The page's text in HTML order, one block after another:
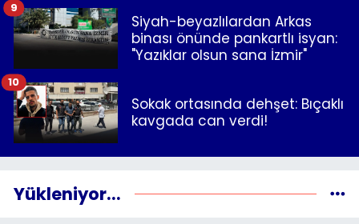
Siyah-beyazlılardan Arkas
binası önünde pankartlı isyan:
"Yazıklar olsun sana İzmir"
9
Sokak ortasında dehşet: Bıçaklı
kavgada can verdi!
10
Yükleniyor...